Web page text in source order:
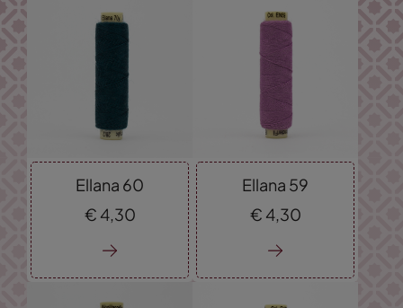
Ellana 60
€ 4,30
Ellana 59
€ 4,30